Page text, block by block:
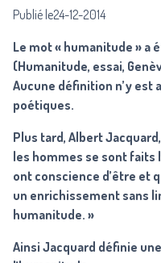
Publié le24-12-2014
Le mot « humanitude » a
(Humanitude, essai,
Aucune définition n’y est
poétiques.
Plus tard, Albert
les hommes se sont faits
ont conscience d’être et
un enrichissement sans
humanitude. »
Ainsi Jacquard définie